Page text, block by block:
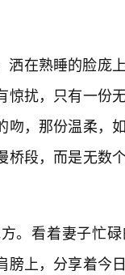
在熟睡的脸庞
扰，只有一份
，那份温柔，
段，而是无数
。看着妻子忙
上，分享着今